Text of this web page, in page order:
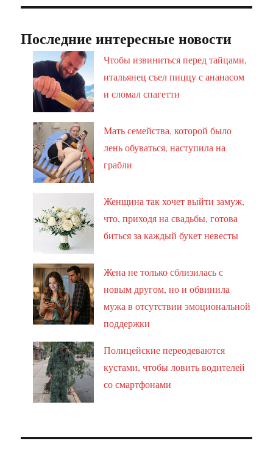
Последние интересные новости
Чтобы извиниться перед тайцами,
итальянец съел пиццу с ананасом
и сломал спагетти
Мать семейства, которой было
лень обуваться, наступила на
грабли
Женщина так хочет выйти замуж,
что, приходя на свадьбы, готова
биться за каждый букет невесты
Жена не только сблизилась с
новым другом, но и обвинила
мужа в отсутствии эмоциональной
поддержки
Полицейские переодеваются
кустами, чтобы ловить водителей
со смартфонами